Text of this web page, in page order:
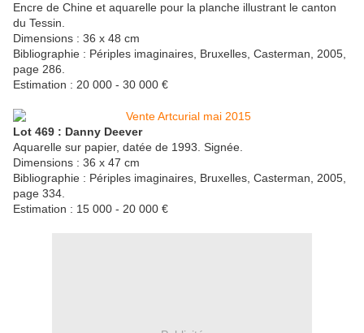
Encre de Chine et aquarelle pour la planche illustrant le canton
du Tessin.
Dimensions : 36 x 48 cm
Bibliographie : Périples imaginaires, Bruxelles, Casterman, 2005,
page 286.
Estimation : 20 000 - 30 000 €
Lot 469 : Danny Deever
Aquarelle sur papier, datée de 1993. Signée.
Dimensions : 36 x 47 cm
Bibliographie : Périples imaginaires, Bruxelles, Casterman, 2005,
page 334.
Estimation : 15 000 - 20 000 €